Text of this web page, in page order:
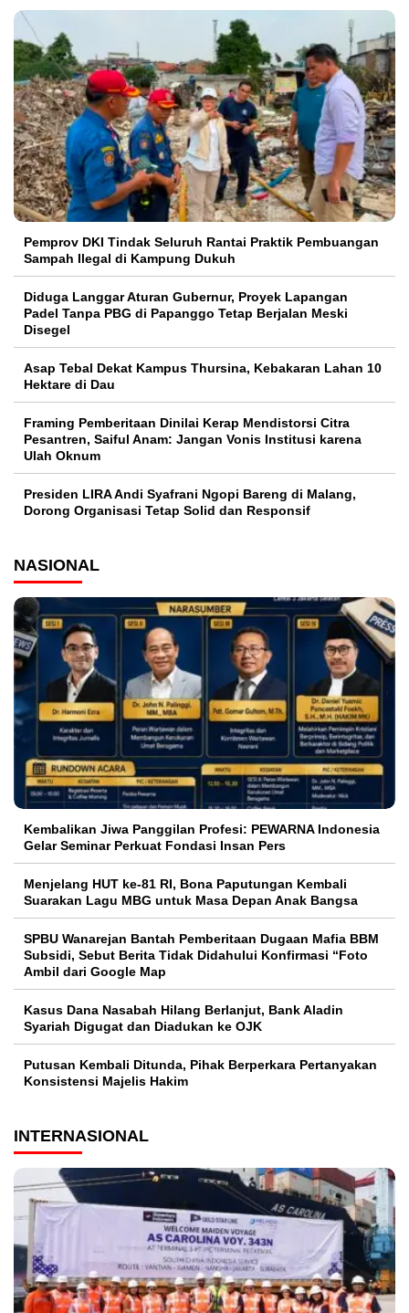
Pemprov DKI Tindak Seluruh Rantai Praktik Pembuangan
Sampah Ilegal di Kampung Dukuh
Diduga Langgar Aturan Gubernur, Proyek Lapangan
Padel Tanpa PBG di Papanggo Tetap Berjalan Meski
Disegel
Asap Tebal Dekat Kampus Thursina, Kebakaran Lahan 10
Hektare di Dau
Framing Pemberitaan Dinilai Kerap Mendistorsi Citra
Pesantren, Saiful Anam: Jangan Vonis Institusi karena
Ulah Oknum
Presiden LIRA Andi Syafrani Ngopi Bareng di Malang,
Dorong Organisasi Tetap Solid dan Responsif
NASIONAL
Kembalikan Jiwa Panggilan Profesi: PEWARNA Indonesia
Gelar Seminar Perkuat Fondasi Insan Pers
Menjelang HUT ke-81 RI, Bona Paputungan Kembali
Suarakan Lagu MBG untuk Masa Depan Anak Bangsa
SPBU Wanarejan Bantah Pemberitaan Dugaan Mafia BBM
Subsidi, Sebut Berita Tidak Didahului Konfirmasi “Foto
Ambil dari Google Map
Kasus Dana Nasabah Hilang Berlanjut, Bank Aladin
Syariah Digugat dan Diadukan ke OJK
Putusan Kembali Ditunda, Pihak Berperkara Pertanyakan
Konsistensi Majelis Hakim
INTERNASIONAL